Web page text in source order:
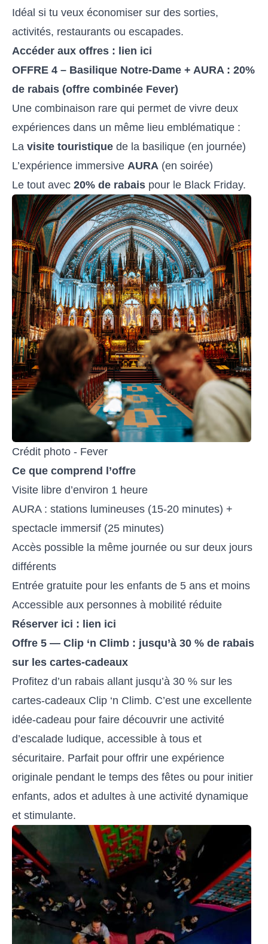
Idéal si tu veux économiser sur des sorties,
activités, restaurants ou escapades.
Accéder aux offres : lien ici
OFFRE 4 – Basilique Notre-Dame + AURA : 20%
de rabais (offre combinée Fever)
Une combinaison rare qui permet de vivre deux
expériences dans un même lieu emblématique :
La visite touristique de la basilique (en journée)
L’expérience immersive AURA (en soirée)
Le tout avec 20% de rabais pour le Black Friday.
Crédit photo - Fever
Ce que comprend l’offre
Visite libre d’environ 1 heure
AURA : stations lumineuses (15-20 minutes) +
spectacle immersif (25 minutes)
Accès possible la même journée ou sur deux jours
différents
Entrée gratuite pour les enfants de 5 ans et moins
Accessible aux personnes à mobilité réduite
Réserver ici : lien ici
Offre 5 — Clip ‘n Climb : jusqu’à 30 % de rabais
sur les cartes-cadeaux
Profitez d’un rabais allant jusqu’à 30 % sur les
cartes-cadeaux Clip ‘n Climb. C’est une excellente
idée-cadeau pour faire découvrir une activité
d’escalade ludique, accessible à tous et
sécuritaire. Parfait pour offrir une expérience
originale pendant le temps des fêtes ou pour initier
enfants, ados et adultes à une activité dynamique
et stimulante.